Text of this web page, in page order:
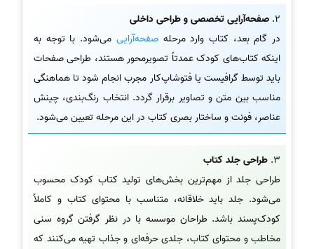
2. صفحه‌آرایی تخصصی و طراحی داخلی
در گام بعد، کتاب وارد مرحلهصفحه‌آرایی می‌شود. با توجه به
اینکه کتاب‌های کودک عمدتاً تصویرمحور هستند، طراحی صفحات
باید توسط گرافیست یا فتوشاپ‌کار مجرب انجام شود تا هماهنگی
مناسب بین متن و تصاویر برقرار گردد. انتخاب رنگ‌بندی، چینش
عناصر، فونت و ساختار بصری کتاب در این مرحله تعیین می‌شود.
3. طراحی جلد کتاب
طراحی جلد از مهم‌ترین بخش‌های تولید کتاب کودک محسوب
می‌شود. جلد باید خلاقانه، متناسب با محتوای کتاب و کاملاً
کودک‌پسند باشد. طراحان موسسه با در نظر گرفتن گروه سنی
مخاطب و محتوای کتاب، جلدی حرفه‌ای و جذاب تهیه می‌کنند که